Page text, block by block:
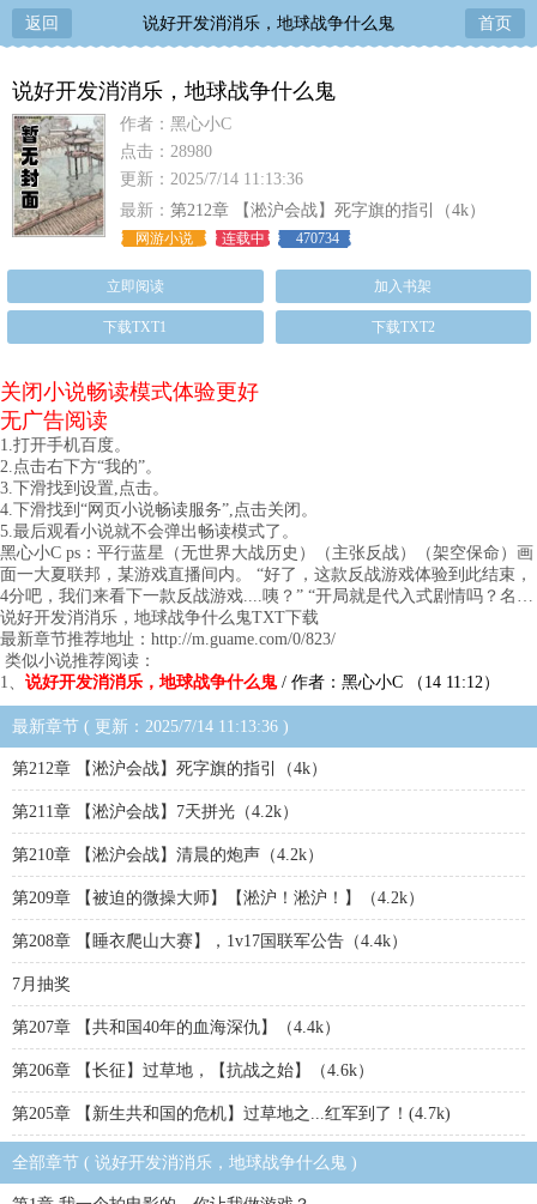
返回 说好开发消消乐，地球战争什么鬼 首页
说好开发消消乐，地球战争什么鬼
作者：黑心小C
点击：28980
更新：2025/7/14 11:13:36
最新： 第212章 【淞沪会战】死字旗的指引（4k）
网游小说 连载中 470734
立即阅读 加入书架
下载TXT1 下载TXT2
关闭小说畅读模式体验更好
无广告阅读
1.打开手机百度。
2.点击右下方“我的”。
3.下滑找到设置,点击。
4.下滑找到“网页小说畅读服务”,点击关闭。
5.最后观看小说就不会弹出畅读模式了。
黑心小C ps：平行蓝星（无世界大战历史）（主张反战）（架空保命）画
面一大夏联邦，某游戏直播间内。 “好了，这款反战游戏体验到此结束，
4分吧，我们来看下一款反战游戏....咦？” “开局就是代入式剧情吗？名…
说好开发消消乐，地球战争什么鬼TXT下载
最新章节推荐地址：http://m.guame.com/0/823/
类似小说推荐阅读：
1、 说好开发消消乐，地球战争什么鬼/ 作者：黑心小C （14 11:12）
最新章节 ( 更新：2025/7/14 11:13:36 )
第212章 【淞沪会战】死字旗的指引（4k）
第211章 【淞沪会战】7天拼光（4.2k）
第210章 【淞沪会战】清晨的炮声（4.2k）
第209章 【被迫的微操大师】【淞沪！淞沪！】（4.2k）
第208章 【睡衣爬山大赛】，1v17国联军公告（4.4k）
7月抽奖
第207章 【共和国40年的血海深仇】（4.4k）
第206章 【长征】过草地，【抗战之始】（4.6k）
第205章 【新生共和国的危机】过草地之...红军到了！(4.7k)
全部章节 ( 说好开发消消乐，地球战争什么鬼 )